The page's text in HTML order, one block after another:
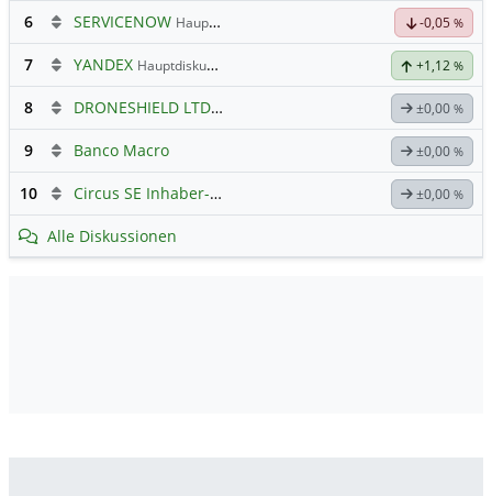
6 SERVICENOW Hauptdiskussion -0,05 %
7 YANDEX Hauptdiskussion +1,12 %
8 DRONESHIELD LTDHauptdiskussion ±0,00 %
9 Banco Macro ±0,00 %
10 Circus SE Inhaber-Akt ±0,00 %
Alle Diskussionen